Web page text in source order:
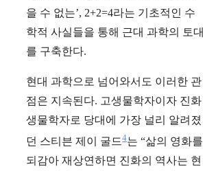
을 수 없는’, 2+2=4라는 기초적인 수
학적 사실들을 통해 근대 과학의 토대
를 구축한다.
현대 과학으로 넘어와서도 이러한 관
점은 지속된다. 고생물학자이자 진화
생물학자로 당대에 가장 널리 알려졌
던 스티븐 제이 굴드4는 “삶의 영화를
되감아 재상연하면 진화의 역사는 현